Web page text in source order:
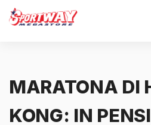
MARATONA DI
KONG: IN